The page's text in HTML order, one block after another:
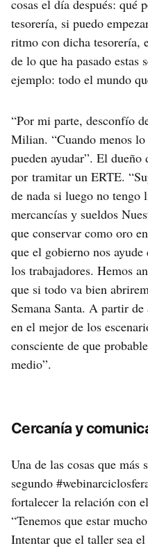
cosas el día después: qué
tesorería, si puedo
ritmo con dicha tesorería,
de lo que ha pasado estas
ejemplo: todo el mundo
“Por mi parte, desconfío
Milian. “Cuando menos lo
pueden ayudar”. El
por tramitar un ERTE.
de nada si luego no tengo
mercancías y sueldos
que conservar como oro
que el gobierno nos
los trabajadores. Hemos
que si todo va bien
Semana Santa. A partir
en el mejor de los
consciente de que
medio”.
Cercanía y
Una de las cosas que
segundo
fortalecer la relación con
“Tenemos que estar
Intentar que el taller sea